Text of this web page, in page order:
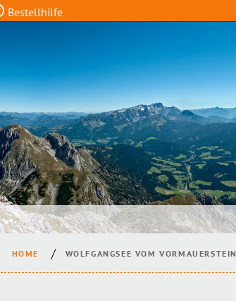
Bestellhilfe
HOME WOLFGANGSEE VOM VORMAUERSTEIN